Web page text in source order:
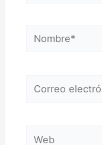
Nombre*
Correo
Web